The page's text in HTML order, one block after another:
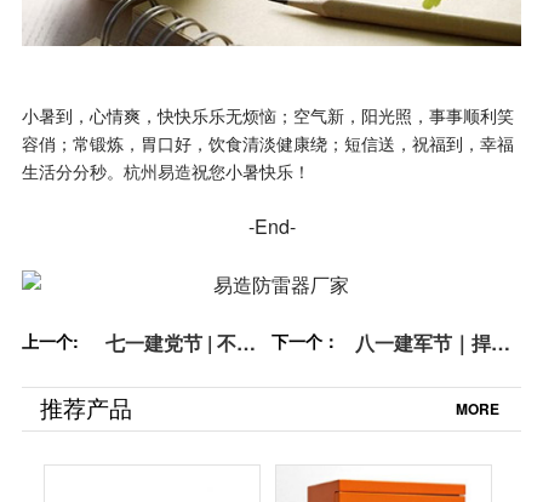
小暑到，心情爽，快快乐乐无烦恼；空气新，阳光照，事事顺利笑
容俏；常锻炼，胃口好，饮食清淡健康绕；短信送，祝福到，幸福
生活分分秒。 杭州易造祝您小暑快乐！
-End-
上一个:
七一建党节 | 不忘
【杭州易造】
下一个：
八一建军节｜捍卫
推荐产品 MORE